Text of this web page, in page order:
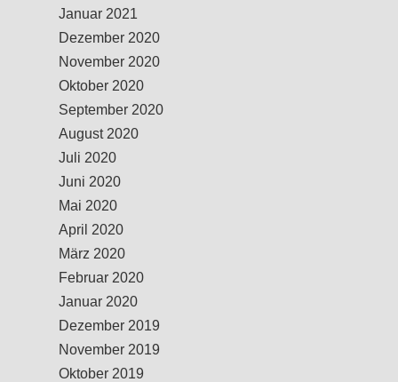
Januar 2021
Dezember 2020
November 2020
Oktober 2020
September 2020
August 2020
Juli 2020
Juni 2020
Mai 2020
April 2020
März 2020
Februar 2020
Januar 2020
Dezember 2019
November 2019
Oktober 2019